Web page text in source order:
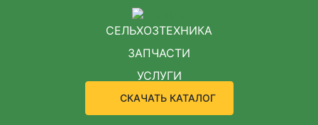
СЕЛЬХОЗТЕХНИКА
ЗАПЧАСТИ
УСЛУГИ
СКАЧАТЬ КАТАЛОГ